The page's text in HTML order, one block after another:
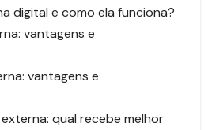
digital e como ela funciona?
vantagens e
vantagens e
qual recebe melhor